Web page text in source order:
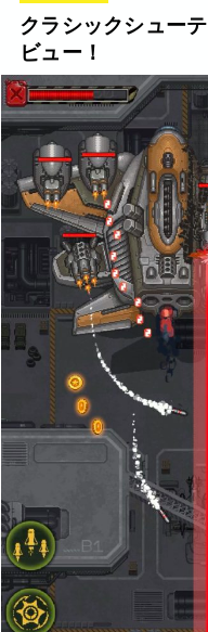
クラシックシュー
ビュー！